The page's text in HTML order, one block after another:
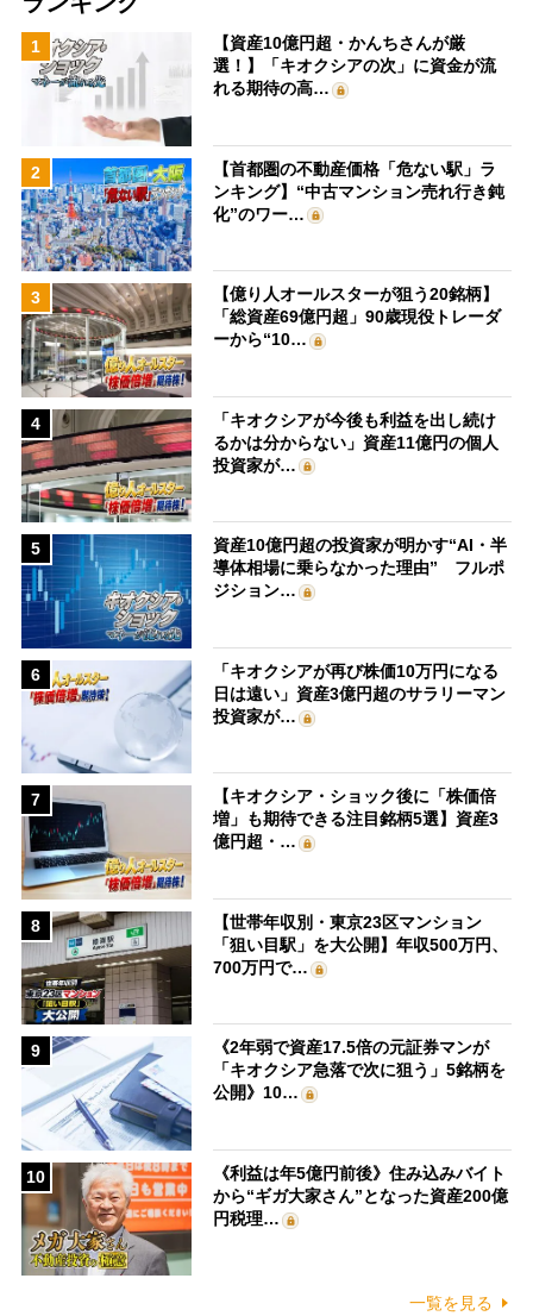
1
【資産10億円超・かんちさんが厳
選！】「キオクシアの次」に資金が流
れる期待の高…
2
【首都圏の不動産価格「危ない駅」ラ
ンキング】“中古マンション売れ行き鈍
化”のワー…
3
【億り人オールスターが狙う20銘柄】
「総資産69億円超」90歳現役トレーダ
ーから“10…
4
「キオクシアが今後も利益を出し続け
るかは分からない」資産11億円の個人
投資家が…
5
資産10億円超の投資家が明かす“AI・半
導体相場に乗らなかった理由” フルポ
ジション…
6
「キオクシアが再び株価10万円になる
日は遠い」資産3億円超のサラリーマン
投資家が…
7
【キオクシア・ショック後に「株価倍
増」も期待できる注目銘柄5選】資産3
億円超・…
8
【世帯年収別・東京23区マンション
「狙い目駅」を大公開】年収500万円、
700万円で…
9
《2年弱で資産17.5倍の元証券マンが
「キオクシア急落で次に狙う」5銘柄を
公開》10…
10
《利益は年5億円前後》住み込みバイト
から“ギガ大家さん”となった資産200億
円税理…
一覧を見る